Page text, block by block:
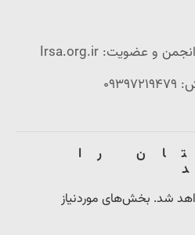
انجمن و عضویت:
Irsa.org.ir
را
شد. بخش‌های موردنیاز